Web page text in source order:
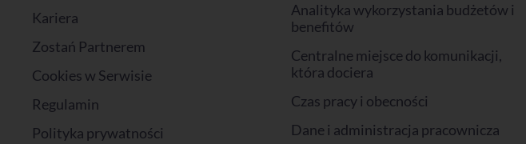
Kariera
Zostań Partnerem
Cookies w Serwisie
Regulamin
Polityka prywatności
Analityka wykorzystania budżetów i
benefitów
Centralne miejsce do komunikacji,
która dociera
Czas pracy i obecności
Dane i administracja pracownicza